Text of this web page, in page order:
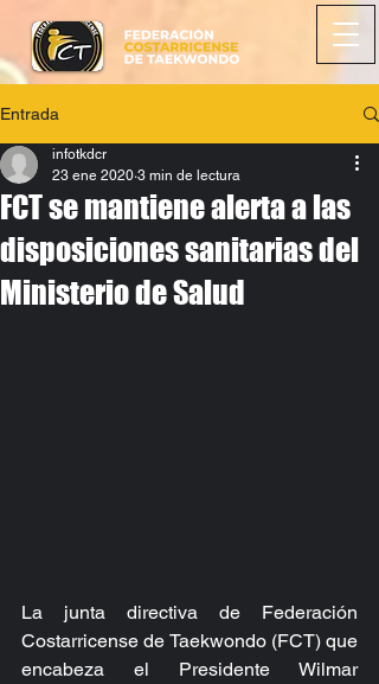
Entrada
FCT se mantiene alerta a las
disposiciones sanitarias del
Ministerio de Salud
infotkdcr
23 ene 2020 3 min de lectura
La junta directiva de Federación
Costarricense de Taekwondo (FCT) que
encabeza el Presidente Wilmar